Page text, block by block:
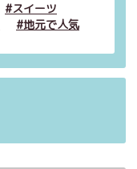
スイーツ
地元で人気